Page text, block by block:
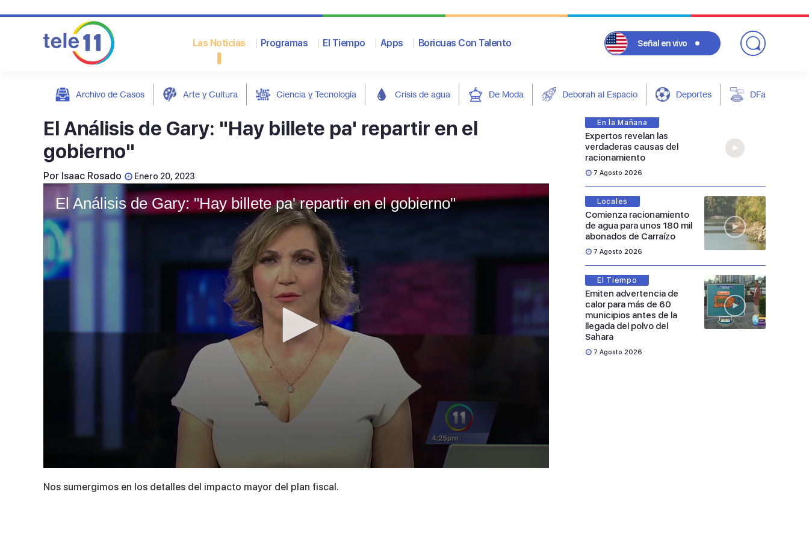
Las Noticias Programas El Tiempo Apps Boricuas Con Talento Señal en vivo
Archivo de Casos Arte y Cultura Ciencia y Tecnología Crisis de agua De Moda Deborah al Espacio Deportes DFarándula
El Análisis de Gary: "Hay billete pa' repartir en el
gobierno"
Por Isaac Rosado Enero 20, 2023
El Análisis de Gary: "Hay billete pa' repartir en el gobierno"
seconds
of
Nos sumergimos en los detalles del impacto mayor del plan fiscal.
En la Mañana
Expertos revelan las
verdaderas causas del
racionamiento
7 Agosto 2026
Locales
Comienza racionamiento
de agua para unos 180 mil
abonados de Carraízo
7 Agosto 2026
El Tiempo
Emiten advertencia de
calor para más de 60
municipios antes de la
llegada del polvo del
Sahara
7 Agosto 2026